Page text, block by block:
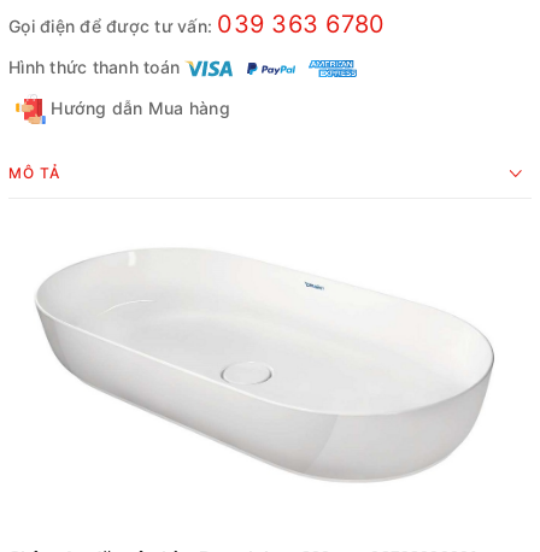
Gọi điện để được tư vấn: 039 363 6780
Hình thức thanh toán
Hướng dẫn Mua hàng
MÔ TẢ